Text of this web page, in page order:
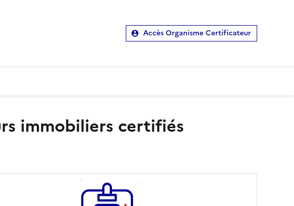
Accès Organisme Certificateur
immobiliers certifiés